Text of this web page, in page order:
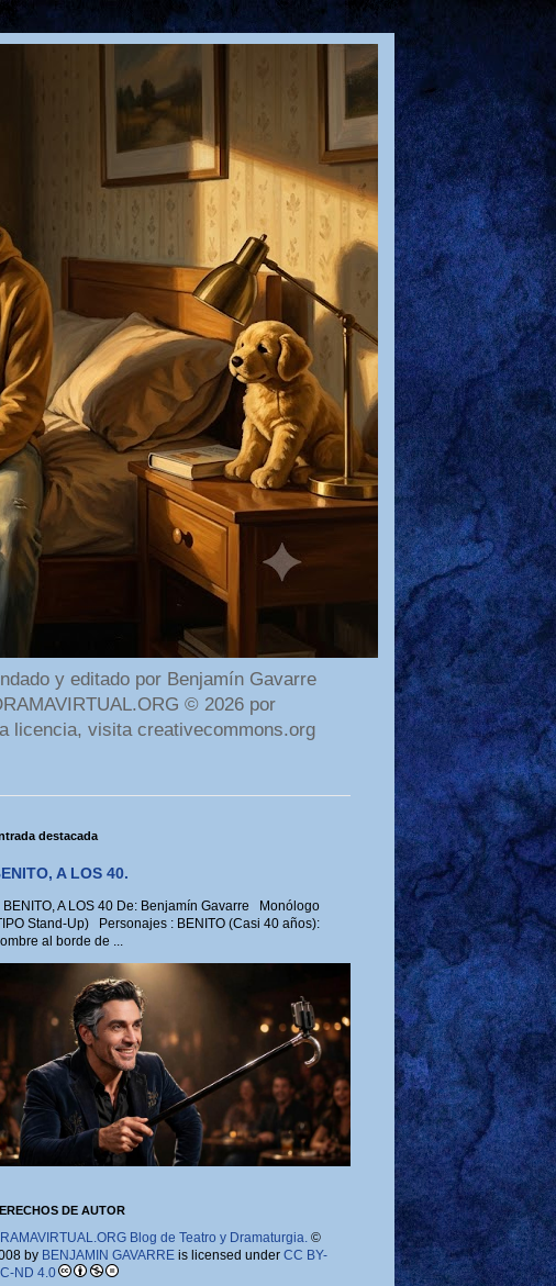
y editado por Benjamín Gavarre
© 2026 por
licencia, visita creativecommons.org
destacada
A LOS 40.
A LOS 40 De: Benjamín Gavarre Monólogo
Stand-Up) Personajes : BENITO (Casi 40 años):
al borde de ...
DE AUTOR
Blog de Teatro y Dramaturgia. ©
by BENJAMIN GAVARREis licensed under CC BY-
ND 4.0